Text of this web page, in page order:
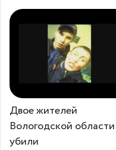
Двое жителей
Вологодской области
убили